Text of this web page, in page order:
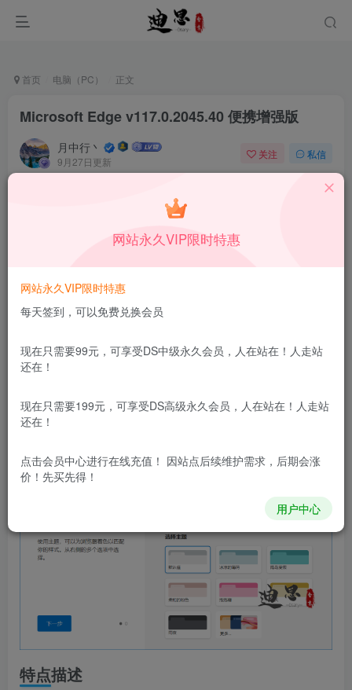
首页 电脑（PC） 正文
Microsoft Edge v117.0.2045.40 便携增强版
月中行丶
9月27日更新
关注 私信
本站所有内容来自互联网收集，仅供学习和交流，请勿用于商业
用途。如有侵权、不妥之处，请第一时间联系我们删除！
览器增强版,无更新组件集成增强补丁,edge++增强软件功能
除开发者模式警告和更新错误警告等.
特点描述
网站永久VIP限时特惠
网站永久VIP限时特惠
每天签到，可以免费兑换会员
现在只需要99元，可享受DS中级永久会员，人在站在！人走站
还在！
现在只需要199元，可享受DS高级永久会员，人在站在！人走站
还在！
点击会员中心进行在线充值！ 因站点后续维护需求，后期会涨
价！先买先得！
用户中心